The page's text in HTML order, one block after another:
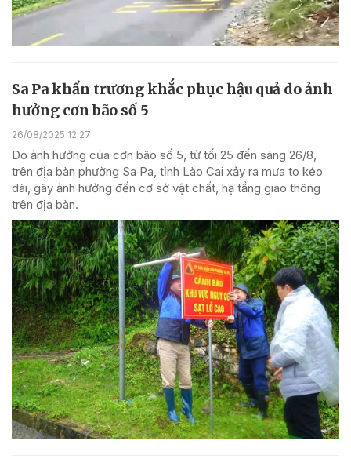
Sa Pa khẩn trương khắc phục hậu quả do ảnh
hưởng cơn bão số 5
26/08/2025 12:27
Do ảnh hưởng của cơn bão số 5, từ tối 25 đến sáng 26/8,
trên địa bàn phường Sa Pa, tỉnh Lào Cai xảy ra mưa to kéo
dài, gây ảnh hưởng đến cơ sở vật chất, hạ tầng giao thông
trên địa bàn.